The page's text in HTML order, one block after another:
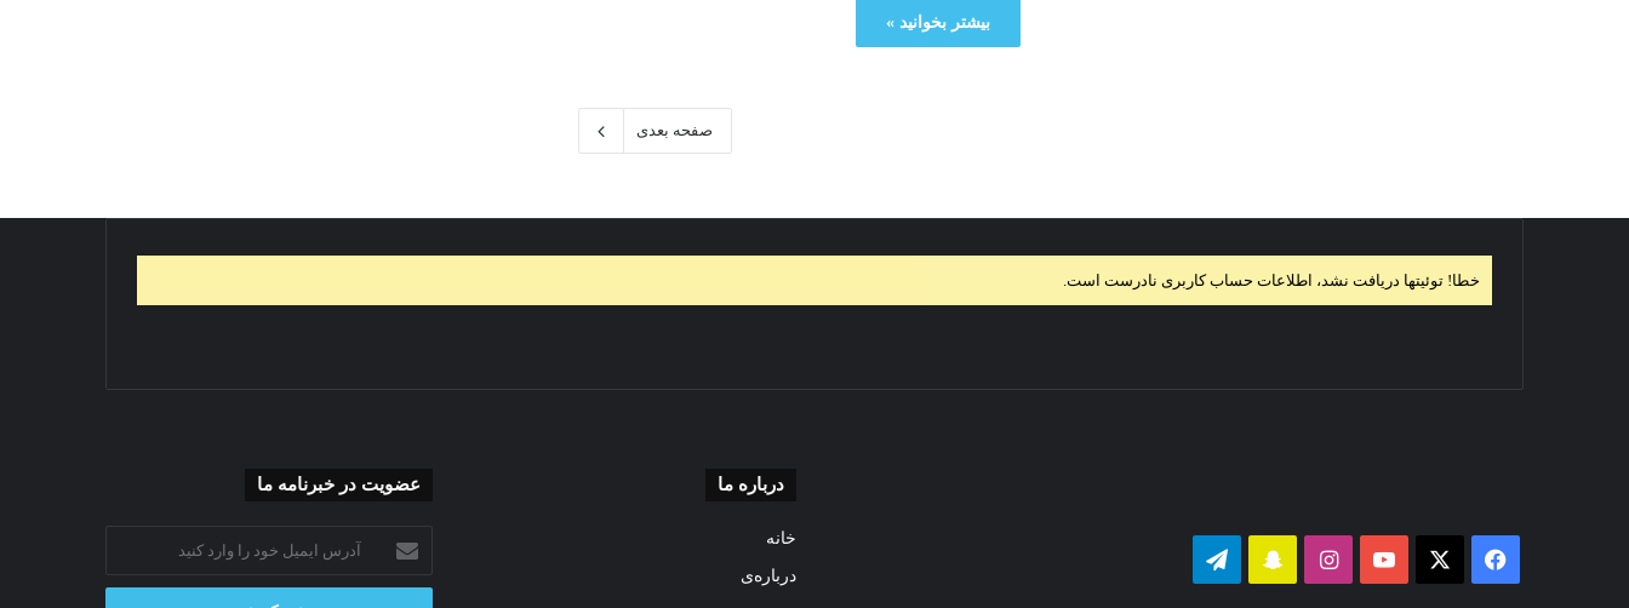
بیشتر بخوانید »
صفحه بعدی
خطا! توئیتها دریافت نشد، اطلاعات حساب کاربری نادرست است.
فیس
یوتیوب اینستاگرام
‫اسنپ
درباره ما
خانه
درباره‌ی
عضویت در خبرنامه ما
ایمیل
خود